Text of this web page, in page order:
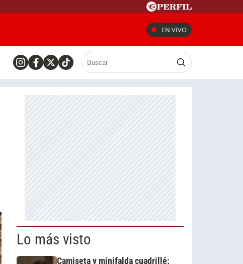
EN VIVO
Lo más visto
Camiseta y minifalda cuadrillé: